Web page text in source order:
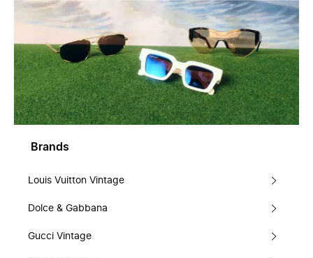
Brands
Louis Vuitton Vintage
Dolce & Gabbana
Gucci Vintage